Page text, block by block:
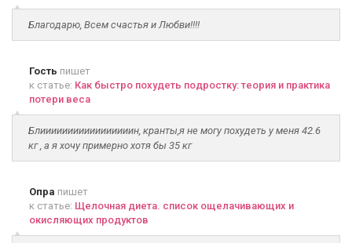
Благодарю, Всем счастья и Любви!!!!
Гость пишет
к статье: Как быстро похудеть подростку: теория и практика
потери веса
Блииииииииииииииииин, кранты,я не могу похудеть у меня 42.6
кг , а я хочу примерно хотя бы 35 кг
Опра пишет
к статье: Щелочная диета. список ощелачивающих и
окисляющих продуктов